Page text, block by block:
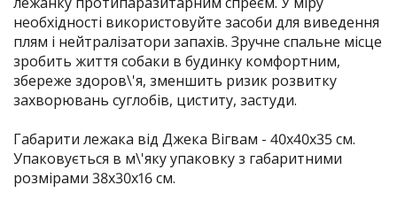
необхідності використовуйте засоби для виведення
плям і нейтралізатори запахів. Зручне спальне місце
зробить життя собаки в будинку комфортним,
збереже здоров\'я, зменшить ризик розвитку
захворювань суглобів, циститу, застуди.
Габарити лежака від Джека Вігвам - 40х40х35 см.
Упаковується в м\'яку упаковку з габаритними
розмірами 38х30х16 см.